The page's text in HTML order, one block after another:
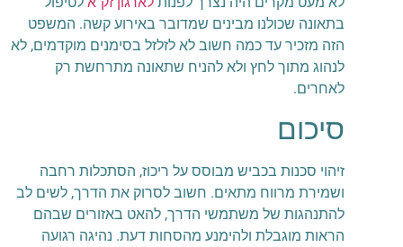
בתאונה שכולנו מבינים שמדובר באירוע קשה. המשפט
הזה מזכיר עד כמה חשוב לא לזלזל בסימנים מוקדמים, לא
לנהוג מתוך לחץ ולא להניח שתאונה מתרחשת רק
לאחרים.
סיכום
זיהוי סכנות בכביש מבוסס על ריכוז, הסתכלות רחבה
ושמירת מרווח מתאים. חשוב לסרוק את הדרך, לשים לב
להתנהגות של משתמשי הדרך, להאט באזורים שבהם
הראות מוגבלת ולהימנע מהסחות דעת. נהיגה רגועה